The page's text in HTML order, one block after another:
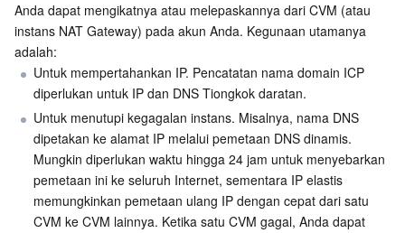
VPN Connections
Private Link
Elastic IP
Global Application Acceleration Platform
Cloud DNS Resolution
Tencent Cloud Enterprise Drive
Stream Compute Service
Data Lake Compute
Tencent Cloud TCHouse-C
Tencent Cloud TCHouse-D
Tencent Cloud TCHouse-P
Text To Speech
Automatic Speech Recognition
mesin penerjemah
Optical Character Recognition
Face Fusion
Tencent Cloud AI Digital Human
eKYC
AI Produk Platform AI
Tencent Cloud TI-ONE Platform
Intelligent Music Platform
Model besar Tencent
Tencent Cloud Agent Development Platform
LLM Knowledge Engine Basic API
Image Creation Large Model
Internet of Things
IoT Hub
Message Queue
TDMQ for CKafka
Komunikasi
Anda dapat mengikatnya atau melepaskannya dari CVM (atau
instans NAT Gateway) pada akun Anda. Kegunaan utamanya
adalah:
Untuk mempertahankan IP. Pencatatan nama domain ICP
diperlukan untuk IP dan DNS Tiongkok daratan.
Untuk menutupi kegagalan instans. Misalnya, nama DNS
dipetakan ke alamat IP melalui pemetaan DNS dinamis.
Mungkin diperlukan waktu hingga 24 jam untuk menyebarkan
pemetaan ini ke seluruh Internet, sementara IP elastis
memungkinkan pemetaan ulang IP dengan cepat dari satu
CVM ke CVM lainnya. Ketika satu CVM gagal, Anda dapat